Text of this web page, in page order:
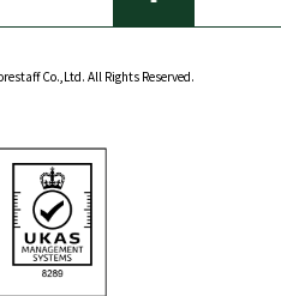
Co.,Ltd. All Rights Reserved.